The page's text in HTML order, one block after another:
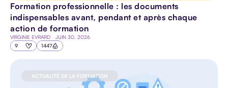
Formation professionnelle : les documents
indispensables avant, pendant et après chaque
action de formation
VIRGINIE EVRARD JUIN 30, 2026
9 1447
ACTUALITÉ DE LA FORMATION